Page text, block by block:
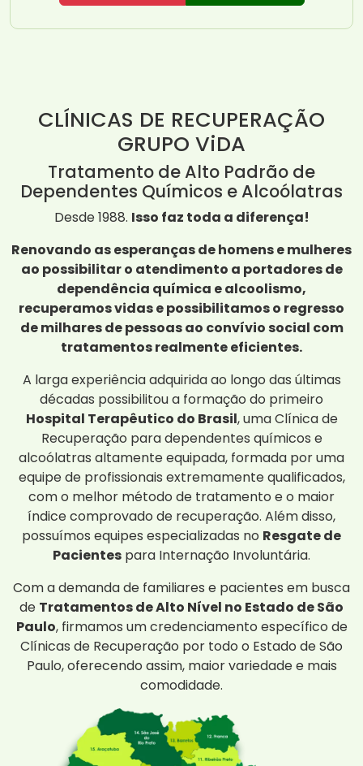
CLÍNICAS DE RECUPERAÇÃO
GRUPO ViDA
Tratamento de Alto Padrão de
Dependentes Químicos e Alcoólatras
Desde 1988. Isso faz toda a diferença!
Renovando as esperanças de homens e mulheres
ao possibilitar o atendimento a portadores de
dependência química e alcoolismo,
recuperamos vidas e possibilitamos o regresso
de milhares de pessoas ao convívio social com
tratamentos realmente eficientes.
A larga experiência adquirida ao longo das últimas
décadas possibilitou a formação do primeiro
Hospital Terapêutico do Brasil, uma Clínica de
Recuperação para dependentes químicos e
alcoólatras altamente equipada, formada por uma
equipe de profissionais extremamente qualificados,
com o melhor método de tratamento e o maior
índice comprovado de recuperação. Além disso,
possuímos equipes especializadas no Resgate de
Pacientes para Internação Involuntária.
Com a demanda de familiares e pacientes em busca
de Tratamentos de Alto Nível no Estado de São
Paulo, firmamos um credenciamento específico de
Clínicas de Recuperação por todo o Estado de São
Paulo, oferecendo assim, maior variedade e mais
comodidade.